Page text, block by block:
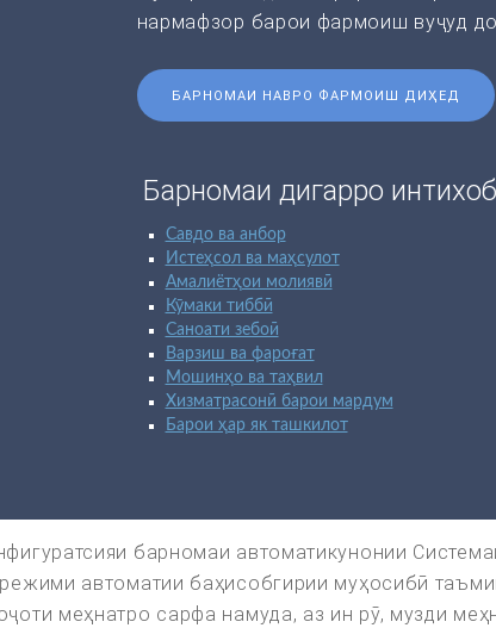
нармафзор барои фармоиш вуҷуд
БАРНОМАИ НАВРО ФАРМОИШ ДИҲЕД
Барномаи дигарро
Савдо ва анбор
Истеҳсол ва маҳсулот
Амалиётҳои молиявӣ
Кӯмаки тиббӣ
Саноати зебоӣ
Варзиш ва фароғат
Мошинҳо ва таҳвил
Хизматрасонӣ барои мардум
Барои ҳар як ташкилот
барномаи автоматикунонии
автоматии баҳисобгирии муҳосибӣ
меҳнатро сарфа намуда, аз ин рӯ, музди